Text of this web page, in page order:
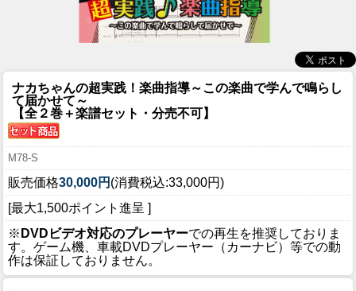
ナカちゃんの超実践！楽曲指導～この楽曲で学んで鳴らし
て届かせて～
【全２巻＋楽譜セット・分売不可】
M78-S
販売価格30,000円 (消費税込:33,000円)
[最大1,500ポイント進呈 ]
※ DVDビデオ対応のプレーヤーでの再生を推奨しておりま
す。ゲーム機、車載DVDプレーヤー（カーナビ）等での動
作は保証しておりません。